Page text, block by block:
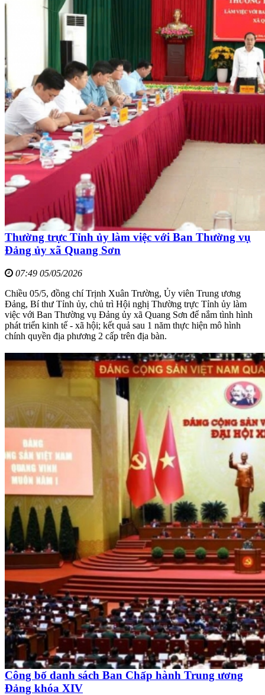
Thường trực Tỉnh ủy làm việc với Ban Thường vụ
Đảng ủy xã Quang Sơn
07:49 05/05/2026
Chiều 05/5, đồng chí Trịnh Xuân Trường, Ủy viên Trung ương
Đảng, Bí thư Tỉnh ủy, chủ trì Hội nghị Thường trực Tỉnh ủy làm
việc với Ban Thường vụ Đảng ủy xã Quang Sơn để nắm tình hình
phát triển kinh tế - xã hội; kết quả sau 1 năm thực hiện mô hình
chính quyền địa phương 2 cấp trên địa bàn.
Công bố danh sách Ban Chấp hành Trung ương
Đảng khóa XIV